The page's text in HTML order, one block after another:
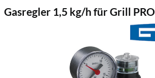
Gasregler 1,5 kg/h für Grill PRO